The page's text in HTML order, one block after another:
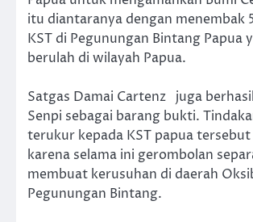
itu diantaranya dengan menembak
KST di Pegunungan Bintang Papua
berulah di wilayah Papua.
Satgas Damai Cartenz juga
Senpi sebagai barang bukti.
terukur kepada KST papua
karena selama ini gerombolan
membuat kerusuhan di daerah
Pegunungan Bintang.